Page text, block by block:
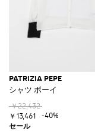
PATRIZIA PEPE
シャツ ボーイ
￥22,432
￥13,461
-40%